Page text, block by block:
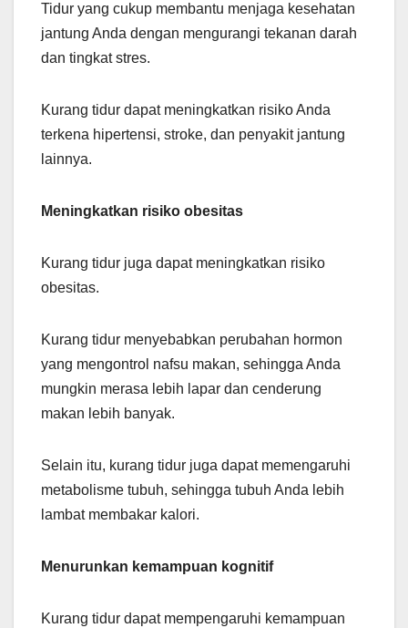
Tidur yang cukup membantu menjaga kesehatan
jantung Anda dengan mengurangi tekanan darah
dan tingkat stres.
Kurang tidur dapat meningkatkan risiko Anda
terkena hipertensi, stroke, dan penyakit jantung
lainnya.
Meningkatkan risiko obesitas
Kurang tidur juga dapat meningkatkan risiko
obesitas.
Kurang tidur menyebabkan perubahan hormon
yang mengontrol nafsu makan, sehingga Anda
mungkin merasa lebih lapar dan cenderung
makan lebih banyak.
Selain itu, kurang tidur juga dapat memengaruhi
metabolisme tubuh, sehingga tubuh Anda lebih
lambat membakar kalori.
Menurunkan kemampuan kognitif
Kurang tidur dapat mempengaruhi kemampuan